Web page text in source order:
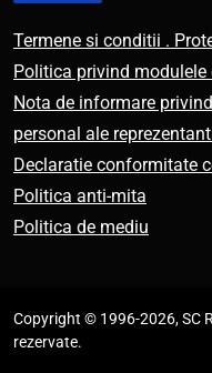
Termene si conditii .
Politica privind modulele
Nota de informare
personal ale
Declaratie conformitate
Politica anti-mita
Politica de mediu
Copyright © 1996-2026, SC
rezervate.